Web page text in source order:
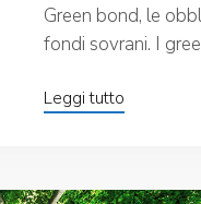
Green bond, le
fondi sovrani. I
Leggi tutto